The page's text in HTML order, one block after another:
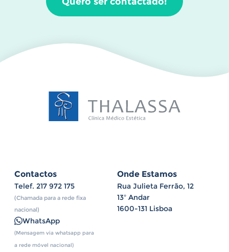
Contactos
Telef. 217 972 175
(Chamada para a rede fixa
nacional)
WhatsApp
(Mensagem via whatsapp para
a rede móvel nacional)
Onde Estamos
Rua Julieta Ferrão, 12
13º Andar
1600-131 Lisboa